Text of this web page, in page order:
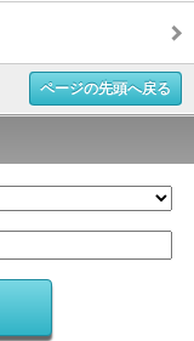
ページの先頭へ戻る